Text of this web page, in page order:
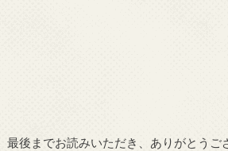
最後までお読みいただき、ありがとうご